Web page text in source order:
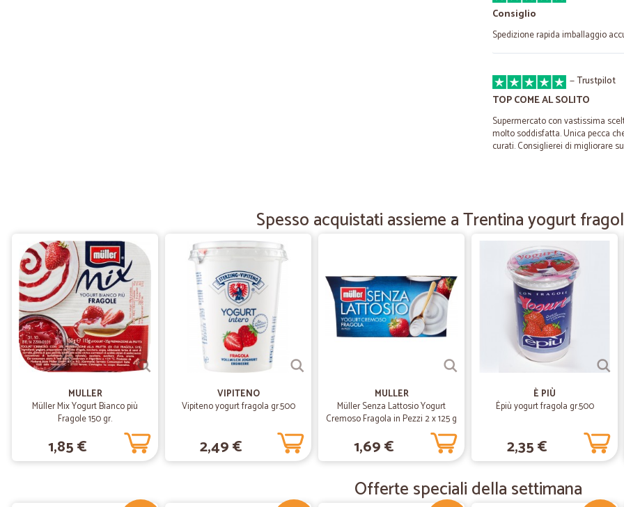
Consiglio
Spedizione rapida imballaggio
—Trustpilot
TOP COME AL SOLITO
Supermercato con vastissima
molto soddisfatta. Unica pecca
curati. Consiglierei di migliorare
Consegna rapida e prezzi
Consegna rapida e prezzi corretti.
—
Tutto perfetto!
Tutto perfetto!
Veronica M.
Servizio eccellente, rapidi nella
Fabrizio F.
Veloce, preciso, puntuale,
Spesso acquistati assieme a Trentina yogurt
MULLER
Müller Mix Yogurt Bianco più
Fragole 150 gr.
1,85 €
VIPITENO
Vipiteno yogurt fragola gr.500
2,49 €
MULLER
Müller Senza Lattosio Yogurt
Cremoso Fragola in Pezzi 2 x 125 g
1,69 €
È PIÙ
Èpiù yogurt fragola gr.500
2,35 €
Offerte speciali della settimana